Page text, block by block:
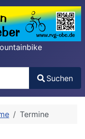
for results.
Suchen
Termine